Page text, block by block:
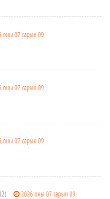
оны 07 сарын 09
оны 07 сарын 09
оны 07 сарын 09
2026 оны 07 сарын 09